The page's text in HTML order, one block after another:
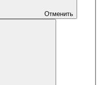
Отменить